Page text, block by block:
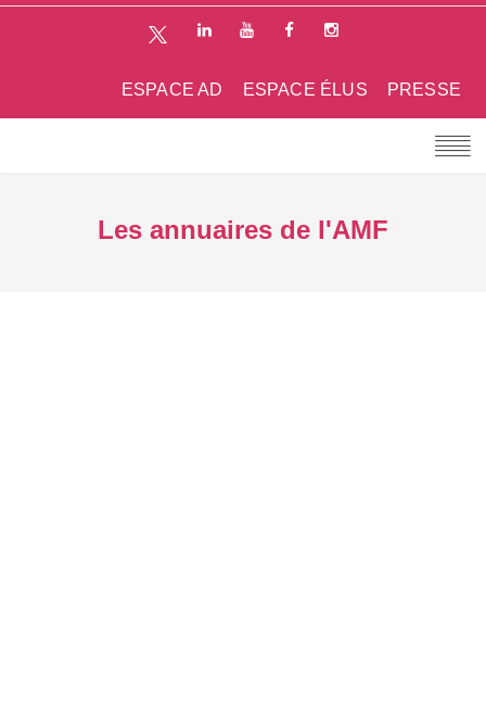
PRESSE
ESPACE ÉLUS
ESPACE AD
Les annuaires de l'AMF